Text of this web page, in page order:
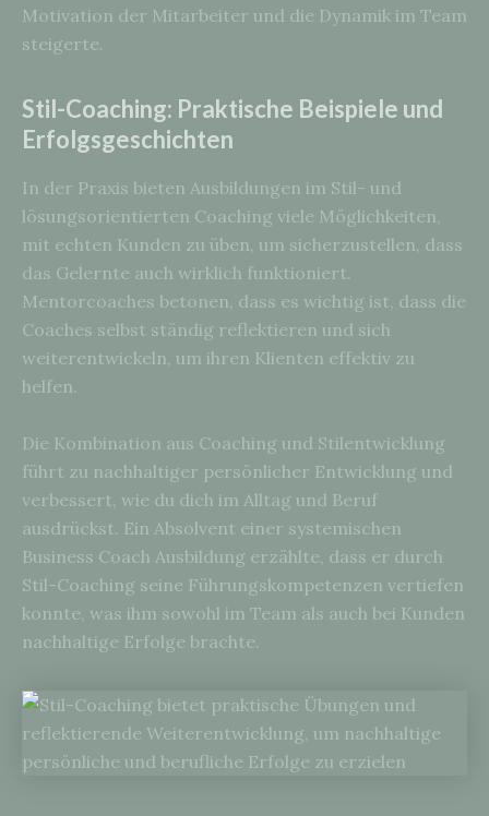
Motivation der Mitarbeiter und die Dynamik im Team
steigerte.
Stil-Coaching: Praktische Beispiele und
Erfolgsgeschichten
In der Praxis bieten Ausbildungen im Stil- und
lösungsorientierten Coaching viele Möglichkeiten,
mit echten Kunden zu üben, um sicherzustellen, dass
das Gelernte auch wirklich funktioniert.
Mentorcoaches betonen, dass es wichtig ist, dass die
Coaches selbst ständig reflektieren und sich
weiterentwickeln, um ihren Klienten effektiv zu
helfen.
Die Kombination aus Coaching und Stilentwicklung
führt zu nachhaltiger persönlicher Entwicklung und
verbessert, wie du dich im Alltag und Beruf
ausdrückst. Ein Absolvent einer systemischen
Business Coach Ausbildung erzählte, dass er durch
Stil-Coaching seine Führungskompetenzen vertiefen
konnte, was ihm sowohl im Team als auch bei Kunden
nachhaltige Erfolge brachte.